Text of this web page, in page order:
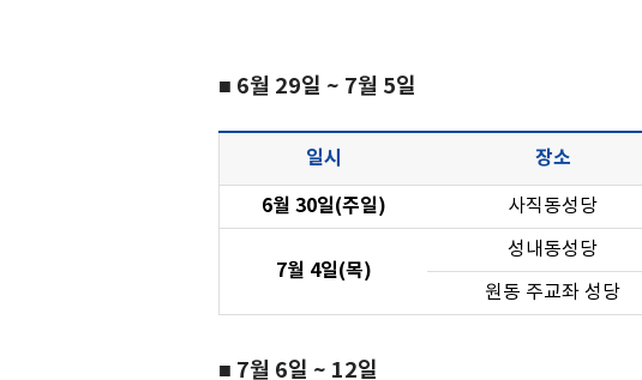
■ 6월 29일 ~ 7월 5일
일시 장소
6월 30일(주일)
사직동성당
7월 4일(목)
성내동성당
원동 주교좌 성당
■ 7월 6일 ~ 12일